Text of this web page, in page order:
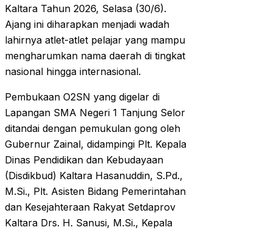
Kaltara Tahun 2026, Selasa (30/6).
Ajang ini diharapkan menjadi wadah
lahirnya atlet-atlet pelajar yang mampu
mengharumkan nama daerah di tingkat
nasional hingga internasional.
Pembukaan O2SN yang digelar di
Lapangan SMA Negeri 1 Tanjung Selor
ditandai dengan pemukulan gong oleh
Gubernur Zainal, didampingi Plt. Kepala
Dinas Pendidikan dan Kebudayaan
(Disdikbud) Kaltara Hasanuddin, S.Pd.,
M.Si., Plt. Asisten Bidang Pemerintahan
dan Kesejahteraan Rakyat Setdaprov
Kaltara Drs. H. Sanusi, M.Si., Kepala